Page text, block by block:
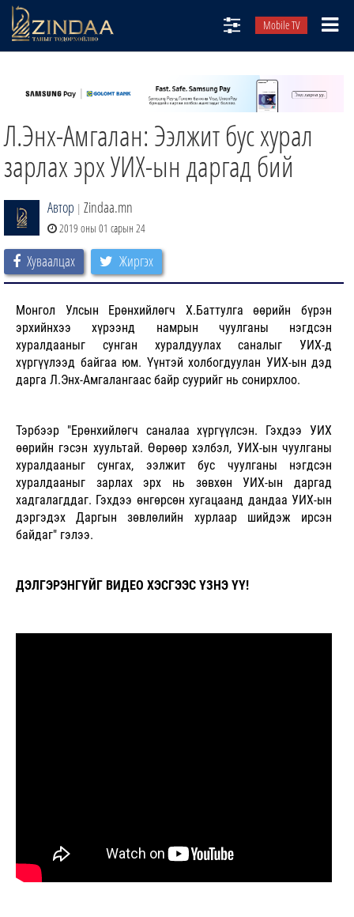
Mobile TV
ТВ8
ӨГЛӨӨНИЙ СОНИН
ЗИНДАА СЭТГҮҮЛ
Л.Энх-Амгалан: Ээлжит бус хурал
зарлах эрх УИХ-ын даргад бий
Автор | Zindaa.mn
2019 оны 01 сарын 24
Хуваалцах Жиргэх
Монгол Улсын Ерөнхийлөгч Х.Баттулга өөрийн бүрэн
эрхийнхээ хүрээнд намрын чуулганы нэгдсэн
хуралдааныг сунган хуралдуулах саналыг УИХ-д
хүргүүлээд байгаа юм. Үүнтэй холбогдуулан УИХ-ын дэд
дарга Л.Энх-Амгалангаас байр суурийг нь сонирхлоо.
Тэрбээр "Ерөнхийлөгч саналаа хүргүүлсэн. Гэхдээ УИХ
өөрийн гэсэн хуультай. Өөрөөр хэлбэл, УИХ-ын чуулганы
хуралдааныг сунгах, ээлжит бус чуулганы нэгдсэн
хуралдааныг зарлах эрх нь зөвхөн УИХ-ын даргад
хадгалагддаг. Гэхдээ өнгөрсөн хугацаанд дандаа УИХ-ын
дэргэдэх Даргын зөвлөлийн хурлаар шийдэж ирсэн
байдаг" гэлээ.
ДЭЛГЭРЭНГҮЙГ ВИДЕО ХЭСГЭЭС ҮЗНЭ ҮҮ!